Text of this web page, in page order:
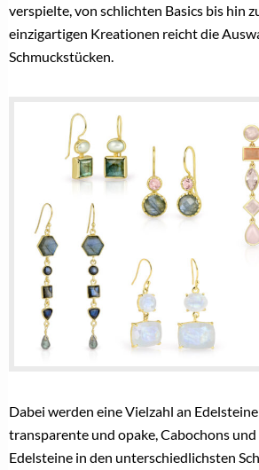
verspielte, von schlichten Basics bis hin
einzigartigen Kreationen reicht die
Schmuckstücken.
Dabei werden eine Vielzahl an
transparente und opake, Cabochons
Edelsteine in den unterschiedlichsten